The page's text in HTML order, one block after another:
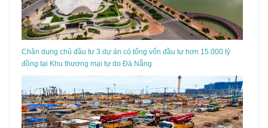
Chân dung chủ đầu tư 3 dự án có tổng vốn đầu tư hơn 15.000 tỷ
đồng tại Khu thương mại tự do Đà Nẵng